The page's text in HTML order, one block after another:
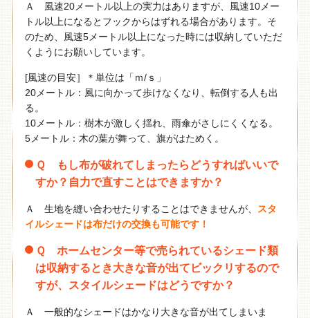
Ａ 風速20メートル以上の実力はありますが、風速10メー
トル以上になるとフックからはずれる場合があります。そ
のため、風速5メートル以上になった時には収納していただ
くようにお願いしています。
[風速の目安］＊単位は「ｍ/ｓ」
20メートル：風に向かって歩けなくなり、転倒する人も出
る。
10メートル：樹木が激しく揺れ、雨傘がさしにくくなる。
5メートル：木の葉が舞って、旗がはためく。
Ｑ もし布が破れてしまったらどうすればいいで
すか？自力で直すことはできますか？
Ａ 生地を縫い合わせたりすることはできませんが、
スタ
イルシェードは布だけの交換も可能です！
Ｑ ホームセンター等で売られているシェード類
は収納するとき大きな音が出てビックリするので
すが、スタイルシェードはどうですか？
Ａ 一般的なシェードはかなり大きな音が出てしまいま